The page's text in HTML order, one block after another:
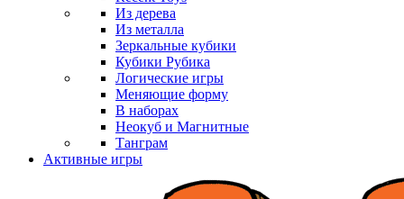
Из дерева
Из металла
Зеркальные кубики
Кубики Рубика
Логические игры
Меняющие форму
В наборах
Неокуб и Магнитные
Танграм
Активные игры